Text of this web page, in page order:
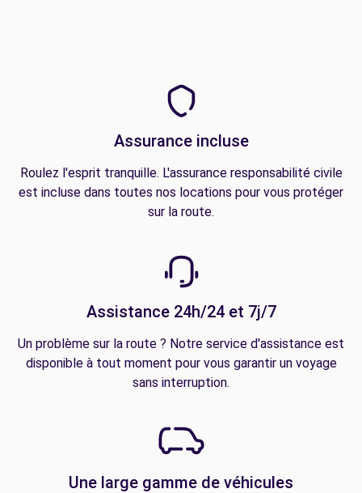
Assurance incluse
Roulez l'esprit tranquille. L'assurance responsabilité civile
est incluse dans toutes nos locations pour vous protéger
sur la route.
Assistance 24h/24 et 7j/7
Un problème sur la route ? Notre service d'assistance est
disponible à tout moment pour vous garantir un voyage
sans interruption.
Une large gamme de véhicules